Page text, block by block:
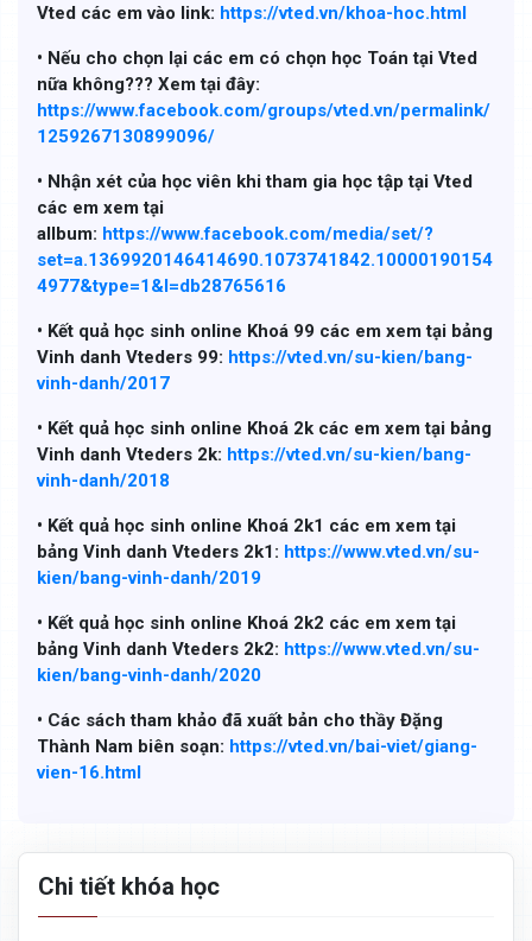
Vted các em vào link: https://vted.vn/khoa-hoc.html
• Nếu cho chọn lại các em có chọn học Toán tại Vted
nữa không??? Xem tại đây:
https://www.facebook.com/groups/vted.vn/permalink/
1259267130899096/
• Nhận xét của học viên khi tham gia học tập tại Vted
các em xem tại
allbum: https://www.facebook.com/media/set/?
set=a.1369920146414690.1073741842.10000190154
4977&type=1&l=db28765616
• Kết quả học sinh online Khoá 99 các em xem tại bảng
Vinh danh Vteders 99: https://vted.vn/su-kien/bang-
vinh-danh/2017
• Kết quả học sinh online Khoá 2k các em xem tại bảng
Vinh danh Vteders 2k: https://vted.vn/su-kien/bang-
vinh-danh/2018
• Kết quả học sinh online Khoá 2k1 các em xem tại
bảng Vinh danh Vteders 2k1: https://www.vted.vn/su-
kien/bang-vinh-danh/2019
• Kết quả học sinh online Khoá 2k2 các em xem tại
bảng Vinh danh Vteders 2k2: https://www.vted.vn/su-
kien/bang-vinh-danh/2020
• Các sách tham khảo đã xuất bản cho thầy Đặng
Thành Nam biên soạn: https://vted.vn/bai-viet/giang-
vien-16.html
Chi tiết khóa học